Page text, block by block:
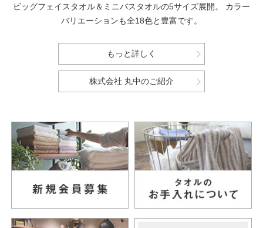
ビッグフェイスタオル＆ミニバスタオルの5サイズ展開。
カラー
バリエーションも全18色と豊富です。
もっと詳しく
株式会社 丸中のご紹介